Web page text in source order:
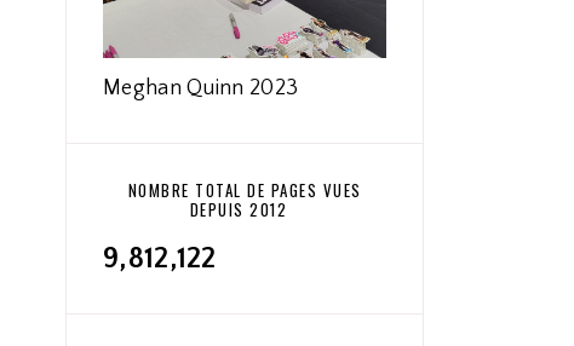
Meghan Quinn 2023
NOMBRE TOTAL DE PAGES VUES
DEPUIS 2012
9,812,122